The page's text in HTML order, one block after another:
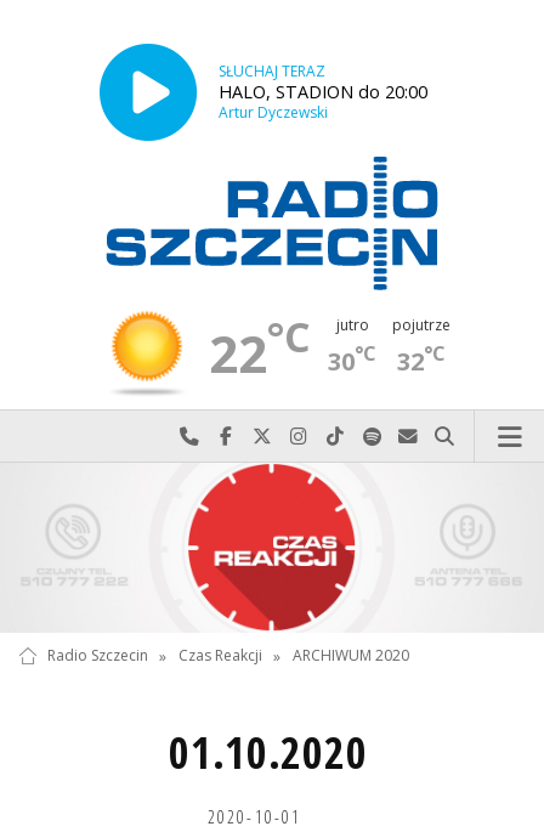
SŁUCHAJ TERAZ
HALO, STADION do 20:00
Artur Dyczewski
22°C jutro
30°C
pojutrze
32°C
Najlepiej po prostu do nas zadzwoń
Odwiedź nas na Facebook-u
Odwiedź nas na X
Odwiedź nas na Instagram-ie
Odwiedź nas na TikTok-u
Szukaj nas na Spotify
Wyślij do nas
Szukaj
Radio Szczecin » Czas Reakcji » ARCHIWUM 2020
01.10.2020
2020-10-01